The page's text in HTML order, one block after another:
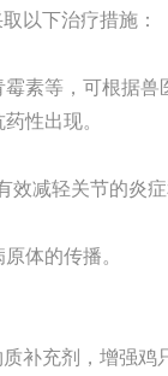
以下治疗措施：
素等，可根据兽
性出现。
减轻关节的炎症
体的传播。
补充剂，增强鸡